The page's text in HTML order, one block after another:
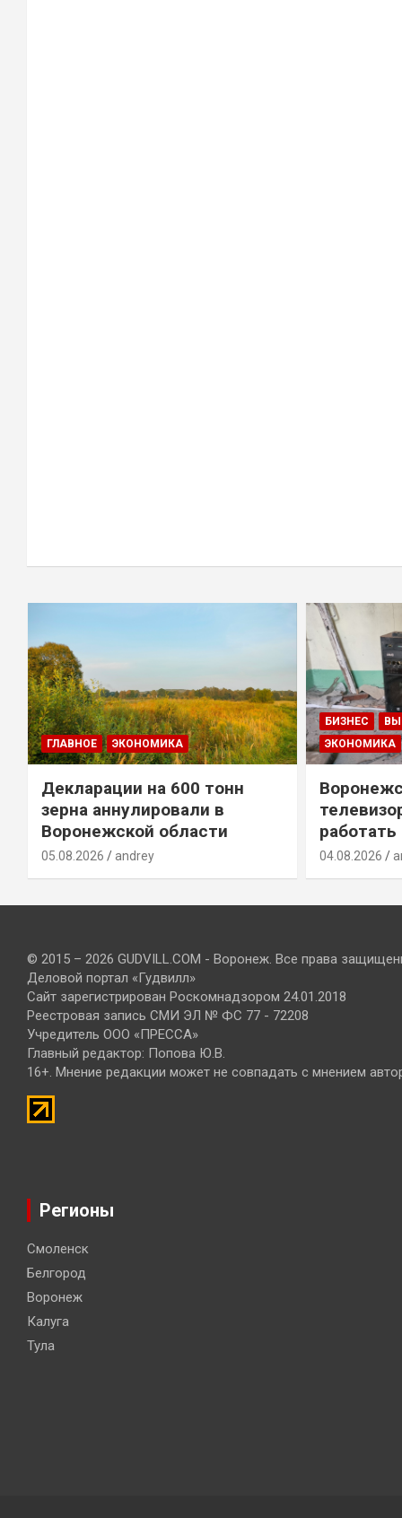
ГЛАВНОЕ ЭКОНОМИКА
Декларации на 600 тонн
зерна аннулировали в
Воронежской области
05.08.2026 andrey
БИЗНЕС
ЭКОНОМИКА
работать
04.08.2026
© 2015 – 2026 GUDVILL.COM - Воронеж. Все права
Деловой портал «Гудвилл»
Сайт зарегистрирован Роскомнадзором 24.01.2018
Реестровая запись СМИ ЭЛ № ФС 77 - 72208
Учредитель ООО «ПРЕССА»
Главный редактор: Попова Ю.В.
16+. Мнение редакции может не совпадать с мнением
Регионы
Смоленск
Белгород
Воронеж
Калуга
Тула